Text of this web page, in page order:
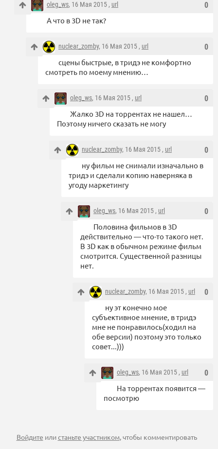
0
oleg_ws, 16 Мая 2015 , url
А что в 3D не так?
0
nuclear_zomby, 16 Мая 2015 , url
сцены быстрые, в тридэ не комфортно
смотреть по моему мнению…
0
oleg_ws, 16 Мая 2015 , url
Жалко 3D на торрентах не нашел…
Поэтому ничего сказать не могу
0
nuclear_zomby, 16 Мая 2015 , url
ну фильм не снимали изначально в
тридэ и сделали копию наверняка в
угоду маркетингу
0
oleg_ws, 16 Мая 2015 , url
Половина фильмов в 3D
действительно — что-то такого нет.
В 3D как в обычном режиме фильм
смотрится. Существенной разницы
нет.
0
nuclear_zomby, 16 Мая 2015 , url
ну эт конечно мое
субъективное мнение, в тридэ
мне не понравилось(ходил на
обе версии) поэтому это только
совет...)))
0
oleg_ws, 16 Мая 2015 , url
На торрентах появится —
посмотрю
Войдите илистаньте участником , чтобы комментировать